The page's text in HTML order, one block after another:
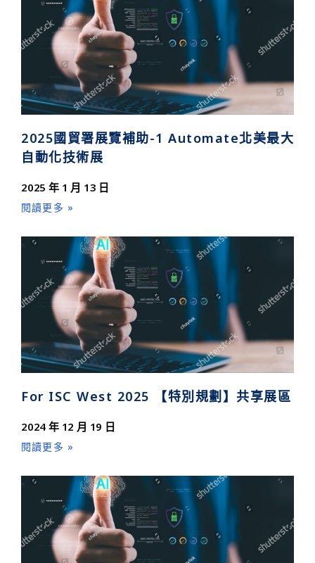
2025國貿署展覽補助-1 Automate北美最大
自動化技術展
2025 年 1 月 13 日
閱讀更多 »
For ISC West 2025 【特別規劃】共享展區
2024 年 12 月 19 日
閱讀更多 »